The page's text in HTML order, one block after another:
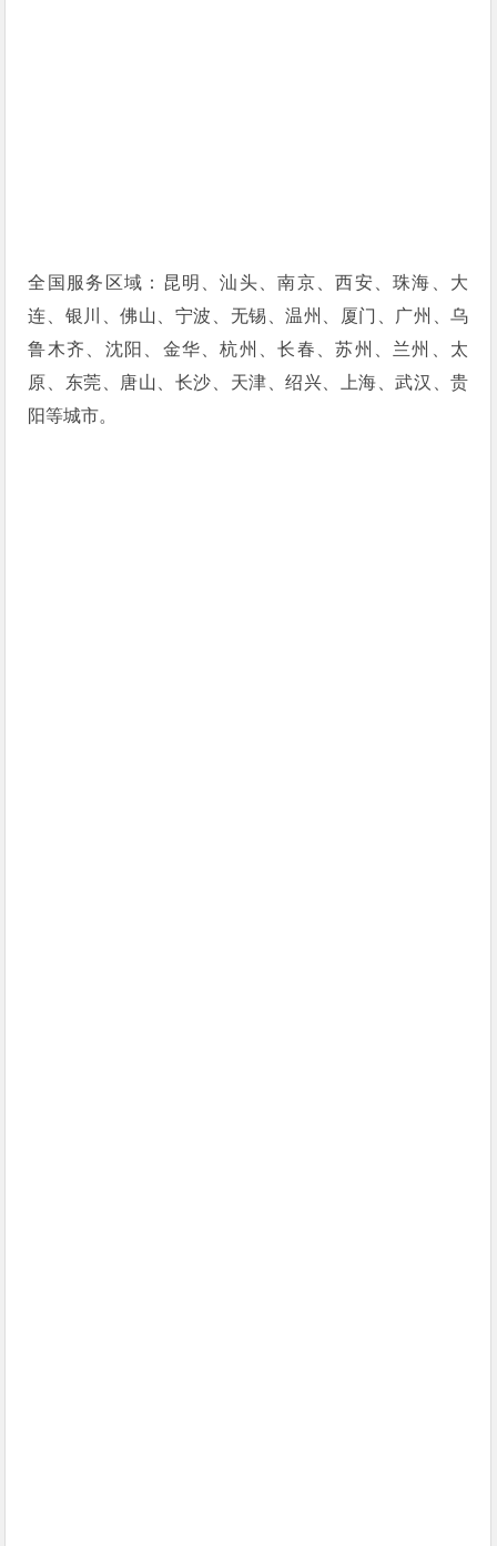
全国服务区域：昆明、汕头、南京、西安、珠海、大
连、银川、佛山、宁波、无锡、温州、厦门、广州、乌
鲁木齐、沈阳、金华、杭州、长春、苏州、兰州、太
原、东莞、唐山、长沙、天津、绍兴、上海、武汉、贵
阳等城市。